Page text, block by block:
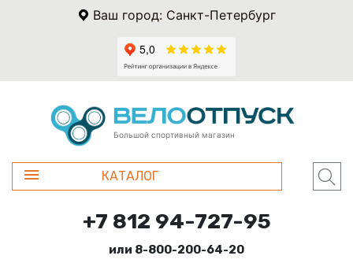
Ваш город: Санкт-Петербург
Большой спортивный магазин
КАТАЛОГ
+7 812 94-727-95
или 8-800-200-64-20